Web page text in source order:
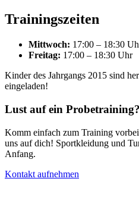
Trainingszeiten
Mittwoch: 17:00 – 18:30
Freitag: 17:00 – 18:30 Uhr
Kinder des Jahrgangs 2015 sind
eingeladen!
Lust auf ein Probetraining?
Komm einfach zum Training
uns auf dich! Sportkleidung und
Anfang.
Kontakt aufnehmen